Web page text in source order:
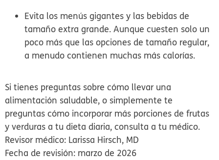
Evita los menús gigantes y las bebidas de
tamaño extra grande.Aunque cuesten solo un
poco más que las opciones de tamaño regular,
a menudo contienen muchas más calorías.
Si tienes preguntas sobre cómo llevar una
alimentación saludable, o simplemente te
preguntas cómo incorporar más porciones de frutas
y verduras a tu dieta diaria, consulta a tu médico.
Revisor médico: Larissa Hirsch, MD
Fecha de revisión: marzo de 2026